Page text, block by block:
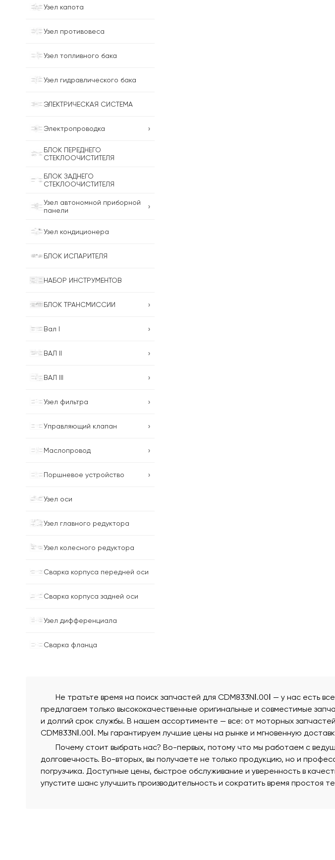
Узел капота
Узел противовеса
Узел топливного бака
Узел гидравлического бака
ЭЛЕКТРИЧЕСКАЯ СИСТЕМА
Электропроводка ›
БЛОК ПЕРЕДНЕГО
СТЕКЛООЧИСТИТЕЛЯ
БЛОК ЗАДНЕГО
СТЕКЛООЧИСТИТЕЛЯ
Узел автономной приборной
панели
›
Узел кондиционера
БЛОК ИСПАРИТЕЛЯ
НАБОР ИНСТРУМЕНТОВ
БЛОК ТРАНСМИССИИ ›
Вал I ›
ВАЛ II ›
ВАЛ III ›
Узел фильтра ›
Управляющий клапан ›
Маслопровод ›
Поршневое устройство ›
Узел оси
Узел главного редуктора
Узел колесного редуктора
Сварка корпуса передней оси
Сварка корпуса задней оси
Узел дифференциала
Сварка фланца
Не тратьте время на поиск запчастей для CDM833NⅠ.00Ⅰ — у нас есть
предлагаем только высококачественные оригинальные и совместимые
и долгий срок службы. В нашем ассортименте — все: от моторных
CDM833NⅠ.00Ⅰ. Мы гарантируем лучшие цены на рынке и мгновенную
Почему стоит выбрать нас? Во-первых, потому что мы работаем с
долговечность. Во-вторых, вы получаете не только продукцию, но и
погрузчика. Доступные цены, быстрое обслуживание и уверенность в
упустите шанс улучшить производительность и сократить время простоя